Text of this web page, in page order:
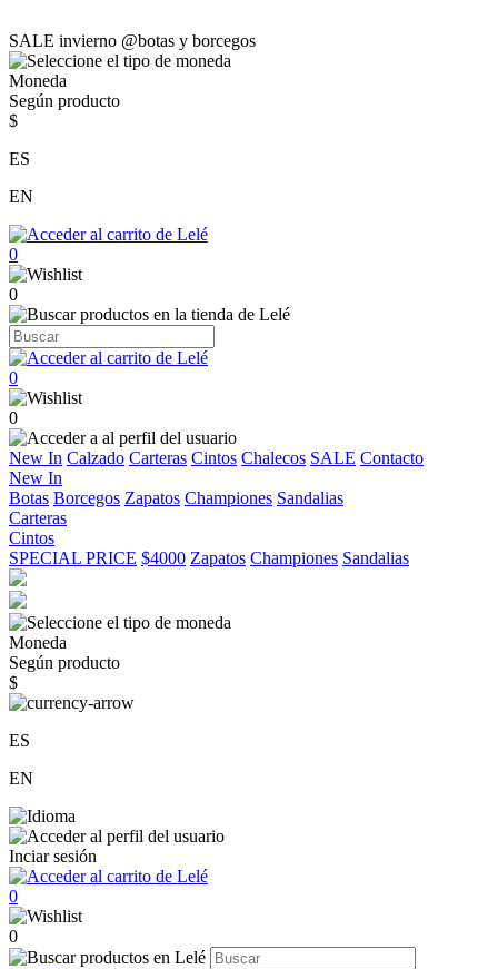
SALE invierno @botas y borcegos
Moneda
Según producto
$
ES
EN
0
0
0
0
New In Calzado Carteras Cintos Chalecos SALE Contacto
New In
Botas Borcegos Zapatos Championes Sandalias
Carteras
Cintos
SPECIAL PRICE $4000 Zapatos Championes Sandalias
Moneda
Según producto
$
ES
EN
Inciar sesión
0
0